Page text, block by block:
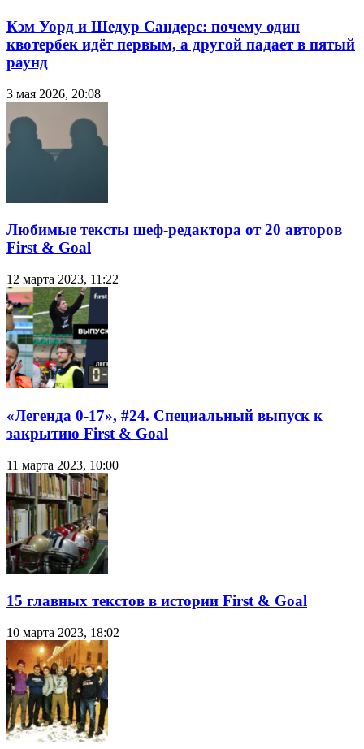
Кэм Уорд и Шедур Сандерс: почему один
квотербек идёт первым, а другой падает в пятый
раунд
3 мая 2026, 20:08
Любимые тексты шеф-редактора от 20 авторов
First & Goal
12 марта 2023, 11:22
«Легенда 0-17», #24. Специальный выпуск к
закрытию First & Goal
11 марта 2023, 10:00
15 главных текстов в истории First & Goal
10 марта 2023, 18:02